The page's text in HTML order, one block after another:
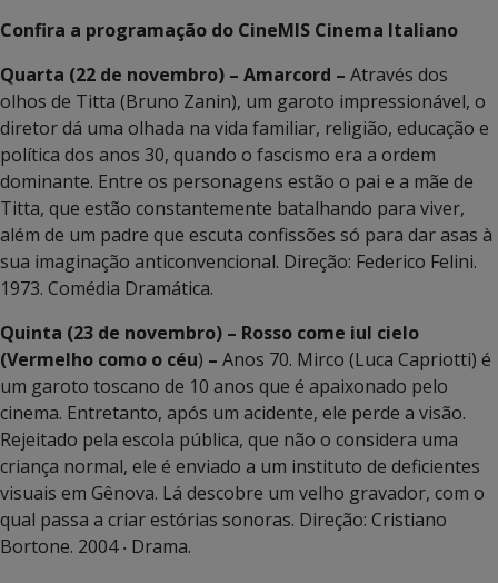
Confira a programação do CineMIS Cinema Italiano
Quarta (22 de novembro) – Amarcord – Através dos
olhos de Titta (Bruno Zanin), um garoto impressionável, o
diretor dá uma olhada na vida familiar, religião, educação e
política dos anos 30, quando o fascismo era a ordem
dominante. Entre os personagens estão o pai e a mãe de
Titta, que estão constantemente batalhando para viver,
além de um padre que escuta confissões só para dar asas à
sua imaginação anticonvencional. Direção: Federico Felini.
1973. Comédia Dramática.
Quinta (23 de novembro) – Rosso come iul cielo
(Vermelho como o céu) – Anos 70. Mirco (Luca Capriotti) é
um garoto toscano de 10 anos que é apaixonado pelo
cinema. Entretanto, após um acidente, ele perde a visão.
Rejeitado pela escola pública, que não o considera uma
criança normal, ele é enviado a um instituto de deficientes
visuais em Gênova. Lá descobre um velho gravador, com o
qual passa a criar estórias sonoras. Direção: Cristiano
Bortone. 2004 ‧ Drama.